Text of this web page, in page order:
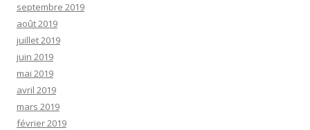
septembre 2019
août 2019
juillet 2019
juin 2019
mai 2019
avril 2019
mars 2019
février 2019